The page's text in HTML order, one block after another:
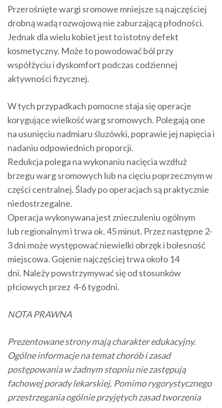
Przerośnięte wargi sromowe mniejsze są najczęściej
drobną wadą rozwojową nie zaburzającą płodności.
Jednak dla wielu kobiet jest to istotny defekt
kosmetyczny. Może to powodować ból przy
współżyciu i dyskomfort podczas codziennej
aktywności fizycznej.
W tych przypadkach pomocne staja się operacje
korygujące wielkość warg sromowych. Polegają one
na usunięciu nadmiaru śluzówki, poprawie jej napięcia i
nadaniu odpowiednich proporcji.
Redukcja polega na wykonaniu nacięcia wzdłuż
brzegu warg sromowych lub na cięciu poprzecznym w
części centralnej. Ślady po operacjach są praktycznie
niedostrzegalne.
Operacja wykonywana jest znieczuleniu ogólnym
lub regionalnym i trwa ok. 45 minut. Przez następne 2-
3 dni może występować niewielki obrzęk i bolesność
miejscowa. Gojenie najczęściej trwa około 14
dni. Należy powstrzymywać się od stosunków
płciowych przez 4-6 tygodni.
NOTA PRAWNA
Prezentowane strony mają charakter edukacyjny.
Ogólne informacje na temat chorób i zasad
postępowania w żadnym stopniu nie zastępują
fachowej porady lekarskiej. Pomimo rygorystycznego
przestrzegania ogólnie przyjętych zasad tworzenia